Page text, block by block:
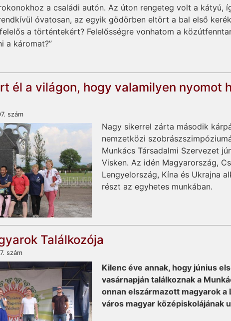
a családi autón. Az úton rengeteg volt a kátyú,
óvatosan, az egyik gödörben eltört a bal első kerék
a történtekért? Felelősségre vonhatom a
a káromat?”
él a világon, hogy valamilyen nyomot
szám
Nagy sikerrel zárta második
nemzetközi
Munkács Társadalmi Szervezet
Visken. Az idén Magyarország,
Lengyelország, Kína és Ukrajna
részt az egyhetes munkában.
Találkozója
szám
Kilenc éve annak, hogy június
vasárnapján találkoznak a
onnan elszármazott magyarok a
város magyar középiskolájának